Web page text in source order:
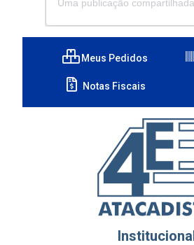
Meus Pedidos
Notas Fiscais